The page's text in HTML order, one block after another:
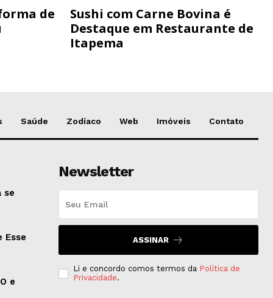
de
Sushi com Carne Bovina é
Destaque em Restaurante de
Itapema
Saúde Zodíaco Web Imóveis Contato
se
Esse
e
Newsletter
ASSINAR
Li e concordo comos termos da Política de
Privacidade.